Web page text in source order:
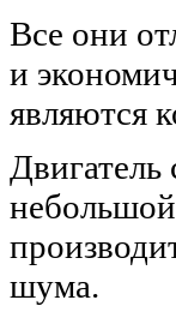
Все они
и
являются
шума.